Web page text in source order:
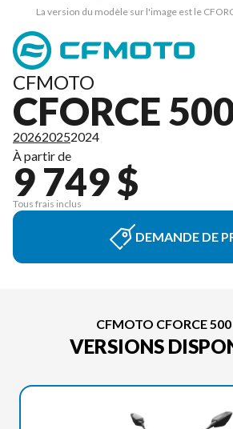
La version du modèle sur l'image est le
CFMOTO
CFORCE
202620252024
À partir de
9 749 $
Tous frais inclus
DEMANDE DE
CFMOTO CFORCE
VERSIONS